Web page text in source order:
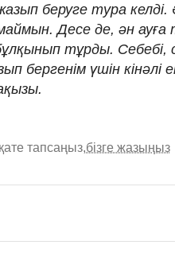
беруге тура
Десе де, ән
тұрды. Себебі,
бергенім үшін
тапсаңыз,бізге жазыңыз